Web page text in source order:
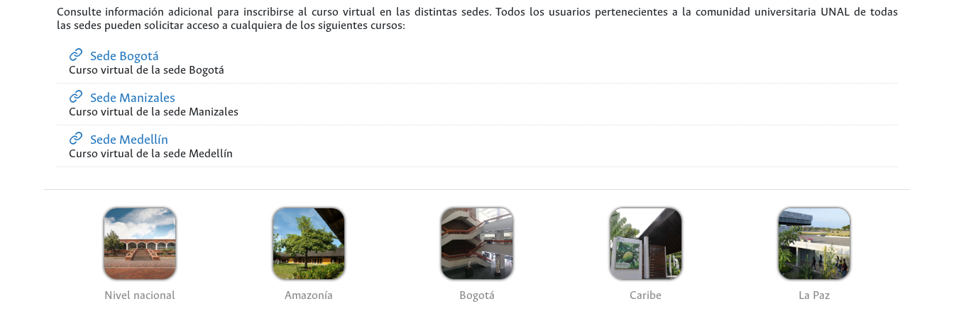
Consulte información adicional para inscribirse al curso virtual en las distintas sedes. Todos los usuarios pertenecientes a la comunidad universitaria UNAL de todas
las sedes pueden solicitar acceso a cualquiera de los siguientes cursos:
Sede Bogotá
Curso virtual de la sede Bogotá
Sede Manizales
Curso virtual de la sede Manizales
Sede Medellín
Curso virtual de la sede Medellín
Nivel nacional Amazonía Bogotá Caribe La Paz